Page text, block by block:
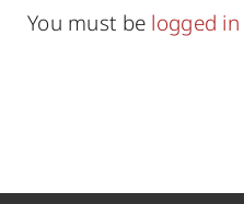
You must be logged in